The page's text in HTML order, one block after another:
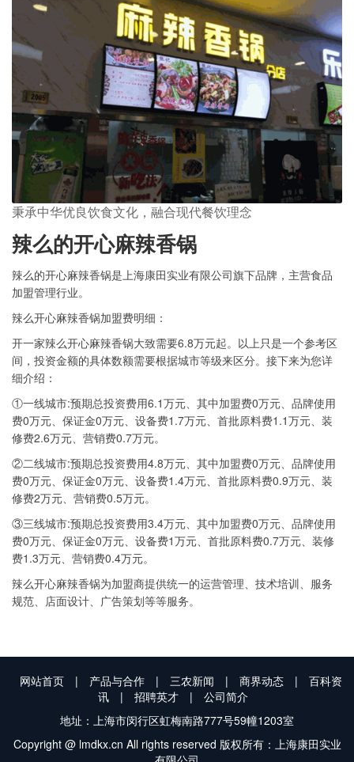
秉承中华优良饮食文化，融合现代餐饮理念
辣么的开心麻辣香锅
辣么的开心麻辣香锅是上海康田实业有限公司旗下品牌，主营食品
加盟管理行业。
辣么开心麻辣香锅加盟费明细：
开一家辣么开心麻辣香锅大致需要6.8万元起。以上只是一个参考区
间，投资金额的具体数额需要根据城市等级来区分。接下来为您详
细介绍：
①一线城市:预期总投资费用6.1万元、其中加盟费0万元、品牌使用
费0万元、保证金0万元、设备费1.7万元、首批原料费1.1万元、装
修费2.6万元、营销费0.7万元。
②二线城市:预期总投资费用4.8万元、其中加盟费0万元、品牌使用
费0万元、保证金0万元、设备费1.4万元、首批原料费0.9万元、装
修费2万元、营销费0.5万元。
③三线城市:预期总投资费用3.4万元、其中加盟费0万元、品牌使用
费0万元、保证金0万元、设备费1万元、首批原料费0.7万元、装修
费1.3万元、营销费0.4万元。
辣么开心麻辣香锅为加盟商提供统一的运营管理、技术培训、服务
规范、店面设计、广告策划等等服务。
网站首页 | 产品与合作 | 三农新闻 | 商界动态 |
百科资
讯
| 招聘英才 |
公司简介
地址：上海市闵行区虹梅南路777号59幢1203室
Copyright @ lmdkx.cn All rights reserved 版权所有：上海康田实业